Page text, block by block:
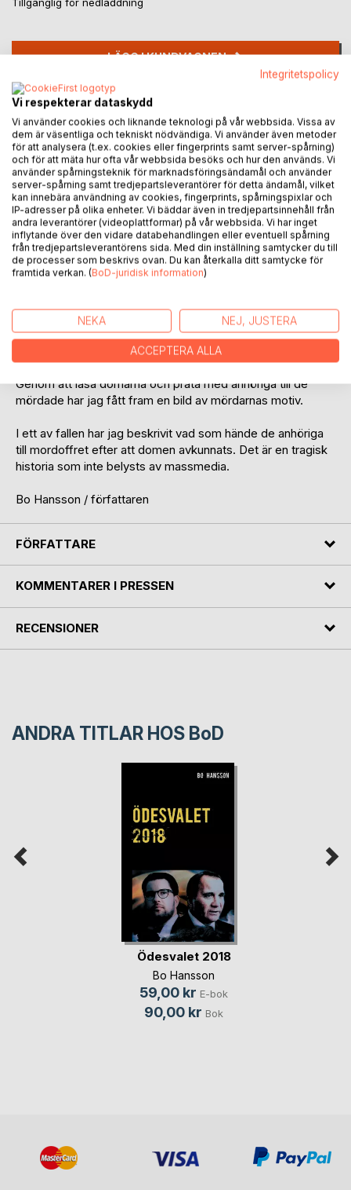
LÄGG I KUNDVAGNEN
Lägg till i kom-ihåglista
Recensera titel
BESKRIVNING
så grymma och spektakulära. Genom ett skickligt
polisarbete löstes båda morden och mördarna är lagförda
och avtjänar nu livstidsstraff.
Genom att läsa domarna och prata med anhöriga till de
mördade har jag fått fram en bild av mördarnas motiv.
I ett av fallen har jag beskrivit vad som hände de anhöriga
till mordoffret efter att domen avkunnats. Det är en tragisk
historia som inte belysts av massmedia.
Bo Hansson / författaren
FÖRFATTARE
KOMMENTARER I PRESSEN
RECENSIONER
ANDRA TITLAR HOS BoD
Ödesvalet 2018
Bo Hansson
59,00 kr E-bok
90,00 kr Bok
Integritetspolicy
Vi respekterar dataskydd
Vi använder cookies och liknande teknologi på vår webbsida. Vissa av
dem är väsentliga och tekniskt nödvändiga. Vi använder även metoder
för att analysera (t.ex. cookies eller fingerprints samt server-spårning)
och för att mäta hur ofta vår webbsida besöks och hur den används. Vi
använder spårningsteknik för marknadsföringsändamål och använder
server-spårning samt tredjepartsleverantörer för detta ändamål, vilket
kan innebära användning av cookies, fingerprints, spårningspixlar och
IP-adresser på olika enheter. Vi bäddar även in tredjepartsinnehåll från
andra leverantörer (videoplattformar) på vår webbsida. Vi har inget
inflytande över den vidare databehandlingen eller eventuell spårning
från tredjepartsleverantörens sida. Med din inställning samtycker du till
de processer som beskrivs ovan. Du kan återkalla ditt samtycke för
framtida verkan. (BoD-juridisk information)
NEKA NEJ, JUSTERA
ACCEPTERA ALLA